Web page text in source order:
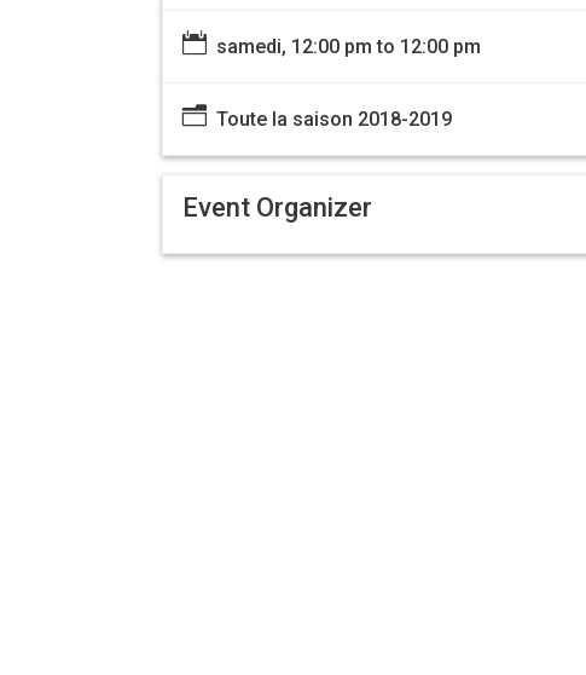
 samedi, 12:00 pm to 12:00 pm
n Toute la saison 2018-2019
Event Organizer